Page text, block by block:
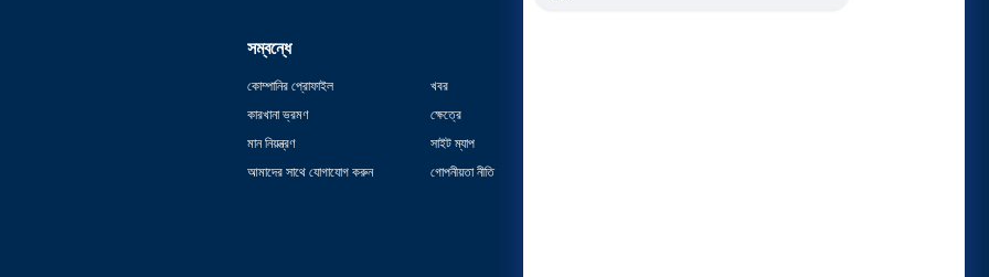
সম্বন্ধে
কোম্পানির প্রোফাইল
কারখানা ভ্রমণ
মান নিয়ন্ত্রণ
আমাদের সাথে যোগাযোগ করুন
খবর
ক্ষেত্রে
সাইট ম্যাপ
গোপনীয়তা নীতি